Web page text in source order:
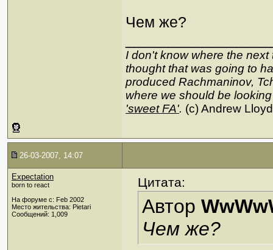
Чем же?
I don't know where the
thought that was going to
produced Rachmaninov,
where we should be
'sweet FA'. (c) Andrew
26-03-2007, 14:07
Expectation
born to react
На форуме с: Feb 2002
Место жительства: Pietari
Сообщений: 1,009
Цитата:
Автор
Чем же?